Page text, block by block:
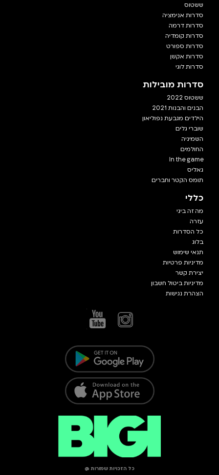
ששטוס
סדרות אנימציה
סדרות דרמה
סדרות קומדיה
סדרות ספורט
סדרות אקשן
סדרות לוגי
סדרות מובילות
ששטוס 2022
הבנים והבנות 2021
הילדים מגבעת נפוליאון
שוברי גלים
השמיניה
החולמים
In the game
גאליס
תומס הקטר וחברים
כללי
מה זה ביגי
עזרה
כל הסדרות
בלוג
תנאי שימוש
מדיניות פרטיות
יצירת קשר
מדיניות ביטול חשבון
הצהרת נגישות
כל הזכויות שמורות @